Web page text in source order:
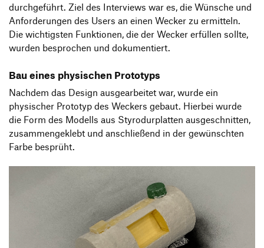
durchgeführt. Ziel des Interviews war es, die Wünsche und
Anforderungen des Users an einen Wecker zu ermitteln.
Die wichtigsten Funktionen, die der Wecker erfüllen sollte,
wurden besprochen und dokumentiert.
Bau eines physischen Prototyps
Nachdem das Design ausgearbeitet war, wurde ein
physischer Prototyp des Weckers gebaut. Hierbei wurde
die Form des Modells aus Styrodurplatten ausgeschnitten,
zusammengeklebt und anschließend in der gewünschten
Farbe besprüht.